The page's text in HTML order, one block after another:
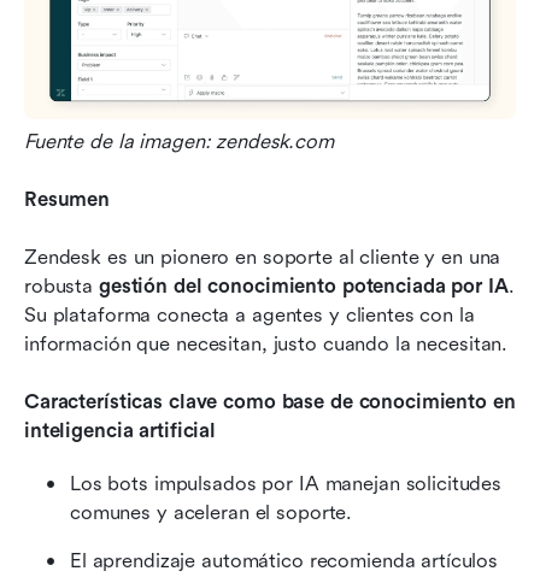
Fuente de la imagen: zendesk.com
Resumen
Zendesk es un pionero en soporte al cliente y en una
robusta gestión del conocimiento potenciada por IA.
Su plataforma conecta a agentes y clientes con la
información que necesitan, justo cuando la necesitan.
Características clave como base de conocimiento en
inteligencia artificial
Los bots impulsados por IA manejan solicitudes
comunes y aceleran el soporte.
El aprendizaje automático recomienda artículos